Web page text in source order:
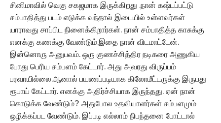
சினிமாவில் வெகு சகஜமாக இருக்கிறது .நான் கஷ்டப்பட்டு
சம்பாதித்து படம் எடுக்க வந்தால் இடையில் உள்ளவர்கள்
யாராவது சாப்பிட நினைக்கிறார்கள். நான் சம்பாதித்த காசுக்கு
எனக்கு கணக்கு வேண்டும்.இதை நான் விடமாட்டேன்.
இன்னொரு அனுபவம். ஒரு குணச்சித்திர நடிகரை அணுகிய
போது பெரிய சம்பளம் கேட்டார். அது அவரது விருப்பம்
பரவாயில்லை.ஆனால் பயணப்படியாக கிலோமீட்டருக்கு இருபது
ரூபாய் கேட்டார். எனக்கு அதிர்ச்சியாக இருந்தது. ஏன் நான்
கொடுக்க வேண்டும்? அதுபோல உதவியாளர்கள் சம்பளமும்
ஒழிக்கப்பட வேண்டும். இப்படி எல்லாம் நிபந்தனை போட்டால்